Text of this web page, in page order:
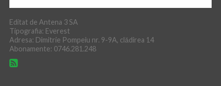
Editat de Antena 3 SA
Tipografia: Everest
Adresa: Dimitrie Pompeiu nr. 9-9A, clădirea 14
Abonamente: 0746.281.248